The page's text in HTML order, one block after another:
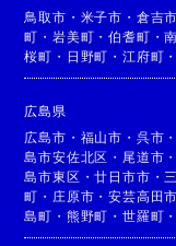
鳥取市 ・ 米子市 ・ 倉吉市
町 ・岩美町 ・伯耆町 ・
桜町 ・ 日野町 ・江府町 ・
広島県
広島市 ・ 福山市 ・ 呉市 ・
島市安佐北区 ・ 尾道市 ・
島市東区 ・廿日市市 ・
町 ・ 庄原市 ・安芸高田市
島町 ・ 熊野町 ・世羅町